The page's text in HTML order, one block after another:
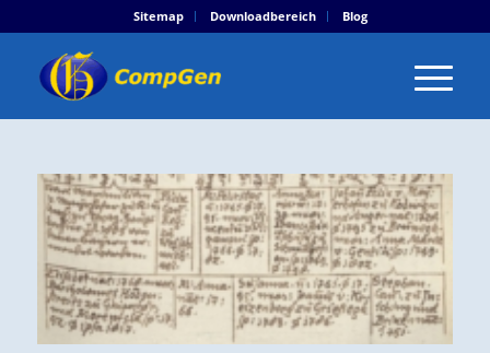
Sitemap Downloadbereich Blog